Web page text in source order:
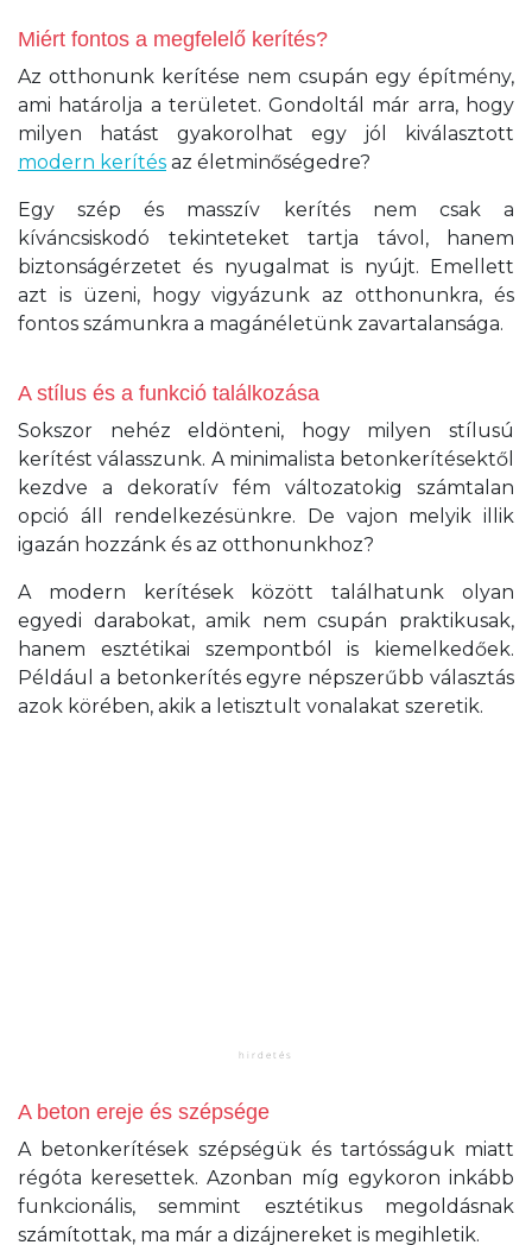
Miért fontos a megfelelő kerítés?
Az otthonunk kerítése nem csupán egy építmény,
ami határolja a területet. Gondoltál már arra, hogy
milyen hatást gyakorolhat egy jól kiválasztott
modern kerítés az életminőségedre?
Egy szép és masszív kerítés nem csak a
kíváncsiskodó tekinteteket tartja távol, hanem
biztonságérzetet és nyugalmat is nyújt. Emellett
azt is üzeni, hogy vigyázunk az otthonunkra, és
fontos számunkra a magánéletünk zavartalansága.
A stílus és a funkció találkozása
Sokszor nehéz eldönteni, hogy milyen stílusú
kerítést válasszunk. A minimalista betonkerítésektől
kezdve a dekoratív fém változatokig számtalan
opció áll rendelkezésünkre. De vajon melyik illik
igazán hozzánk és az otthonunkhoz?
A modern kerítések között találhatunk olyan
egyedi darabokat, amik nem csupán praktikusak,
hanem esztétikai szempontból is kiemelkedőek.
Például a betonkerítés egyre népszerűbb választás
azok körében, akik a letisztult vonalakat szeretik.
A beton ereje és szépsége
A betonkerítések szépségük és tartósságuk miatt
régóta keresettek. Azonban míg egykoron inkább
funkcionális, semmint esztétikus megoldásnak
számítottak, ma már a dizájnereket is megihletik.